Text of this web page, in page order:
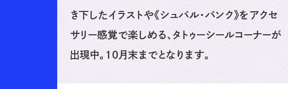
き下したイラストや《シュバル・パンク》をアクセ
サリー感覚で楽しめる、タトゥーシールコーナーが
出現中。10月末までとなります。